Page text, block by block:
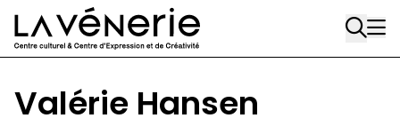
Aller au contenu principal
Valérie Hansen